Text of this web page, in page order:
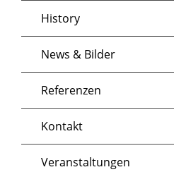
History
News & Bilder
Referenzen
Kontakt
Veranstaltungen